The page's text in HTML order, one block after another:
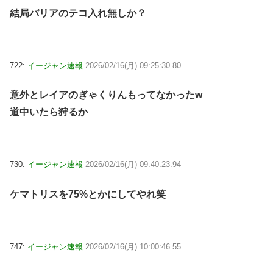
結局バリアのテコ入れ無しか？
722: イージャン速報 2026/02/16(月) 09:25:30.80
意外とレイアのぎゃくりんもってなかったw
道中いたら狩るか
730: イージャン速報 2026/02/16(月) 09:40:23.94
ケマトリスを75%とかにしてやれ笑
747: イージャン速報 2026/02/16(月) 10:00:46.55